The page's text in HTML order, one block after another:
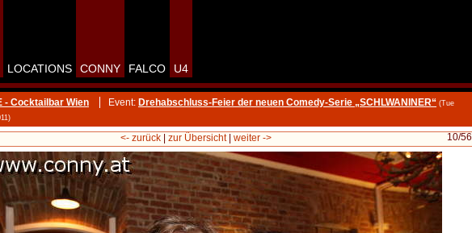
LOCATIONS CONNY FALCO U4
- Cocktailbar Wien Event: Drehabschluss-Feier der neuen Comedy-Serie „SCHLWANINER“ (Tue
10/56
<- zurück| zur Übersicht| weiter ->